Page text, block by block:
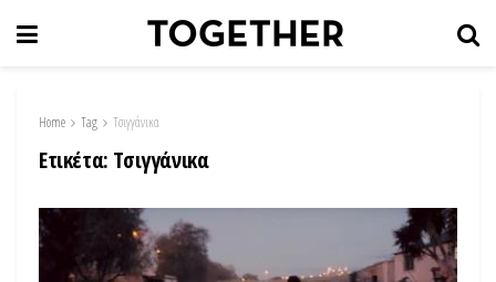
Home Tag Τσιγγάνικα
Ετικέτα: Τσιγγάνικα